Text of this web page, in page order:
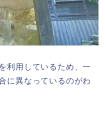
利用しているため、一
に異なっているのがわ